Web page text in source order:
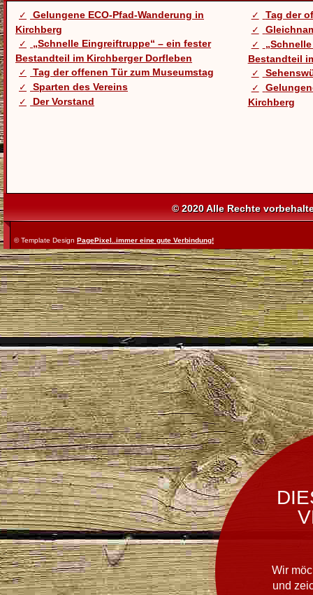
Gelungene ECO-Pfad-Wanderung in
Kirchberg
„Schnelle Eingreiftruppe“ – ein fester
Bestandteil im Kirchberger Dorfleben
Tag der offenen Tür zum Museumstag
Sparten des Vereins
Der Vorstand
Tag der
Bestandteil
Kirchberg
© 2020 Alle Rechte
© Template Design PagePixel..immer eine gute Verbindung!
Wir
und